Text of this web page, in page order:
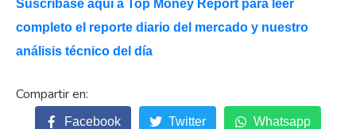
Suscríbase aquí a Top Money Report para leer
completo el reporte diario del mercado y nuestro
análisis técnico del día
Facebook Twitter Whatsapp